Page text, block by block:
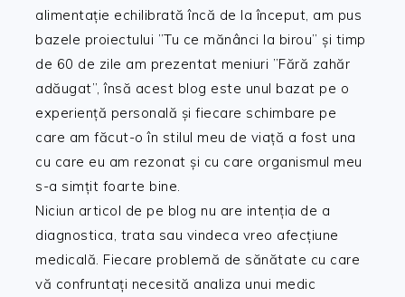
alimentație echilibrată încă de la început, am pus
bazele proiectului ”Tu ce mănânci la birou” și timp
de 60 de zile am prezentat meniuri ”Fără zahăr
adăugat”, însă acest blog este unul bazat pe o
experiență personală și fiecare schimbare pe
care am făcut-o în stilul meu de viață a fost una
cu care eu am rezonat și cu care organismul meu
s-a simțit foarte bine.
Niciun articol de pe blog nu are intenția de a
diagnostica, trata sau vindeca vreo afecțiune
medicală. Fiecare problemă de sănătate cu care
vă confruntați necesită analiza unui medic